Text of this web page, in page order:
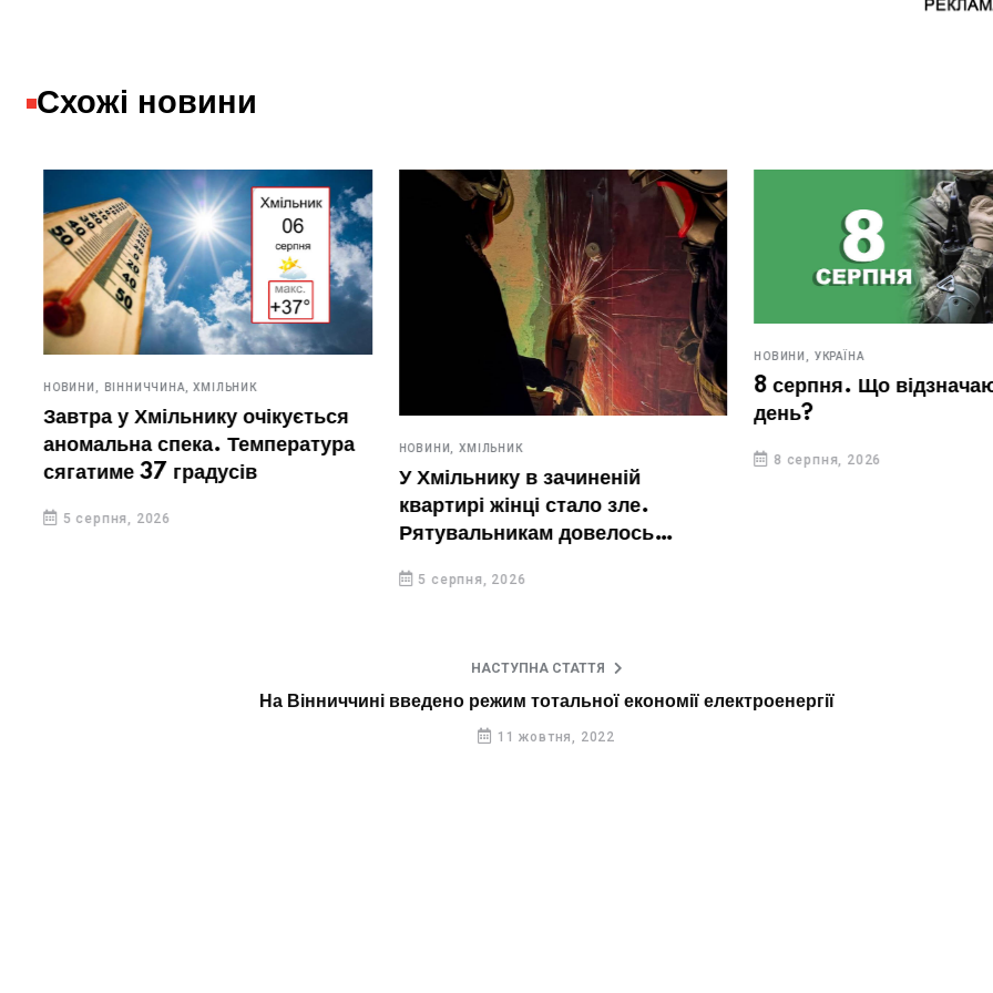
Схожі новини
НОВИНИ, ВІННИЧЧИНА, ХМІЛЬНИК
Завтра у Хмільнику очікується
аномальна спека. Температура
сягатиме 37 градусів
5 серпня, 2026
НОВИНИ, ХМІЛЬНИК
У Хмільнику в зачиненій
квартирі жінці стало зле.
Рятувальникам довелось
5 серпня, 2026
НОВИНИ, УКРАЇНА
8 серпня. Що
день?
8 серпня, 2026
НАСТУПНА СТАТТЯ
На Вінниччині введено режим тотальної економії електроенергії
11 жовтня, 2022